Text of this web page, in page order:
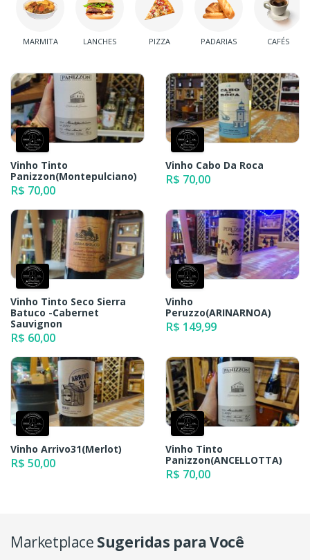
MARMITA LANCHES PIZZA PADARIAS CAFÉS
Vinho Tinto
Panizzon(Montepulciano)
R$ 70,00
Vinho Cabo Da Roca
R$ 70,00
Vinho Tinto Seco Sierra
Batuco -Cabernet
Sauvignon
R$ 60,00
Vinho
Peruzzo(ARINARNOA)
R$ 149,99
Vinho Arrivo31(Merlot)
R$ 50,00
Vinho Tinto
Panizzon(ANCELLOTTA)
R$ 70,00
Marketplace Sugeridas para Você